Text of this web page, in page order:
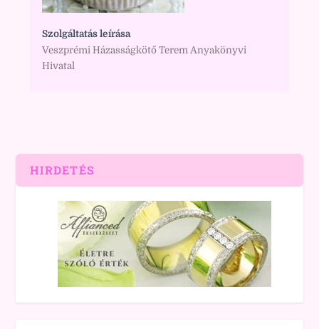
Szolgáltatás leírása
Veszprémi Házasságkötő Terem Anyakönyvi
Hivatal
HIRDETÉS